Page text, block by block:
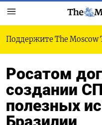
Поддержите The Moscow
Росатом
создании
полезных